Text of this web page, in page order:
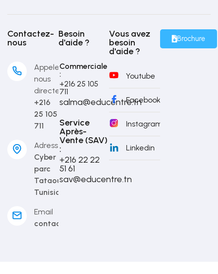
Contactez-
nous
Appelez-
nous
directement
+216
25 105
711
Adresse
Cyber
parc
Tataouine,
Tunisia
Email
contact@educentre.tn
Besoin
d'aide ?
Commerciale
:
+216 25 105
711
salma@educentre.tn
Service
Après-
Vente (SAV)
:
+216 22 22
51 61
sav@educentre.tn
Brochure
Vous avez
besoin
d'aide ?
Youtube
Facebook
Instagram
Linkedin